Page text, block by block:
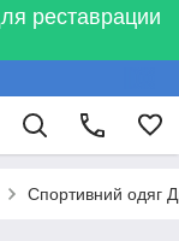
реставрации
Спортивний одяг